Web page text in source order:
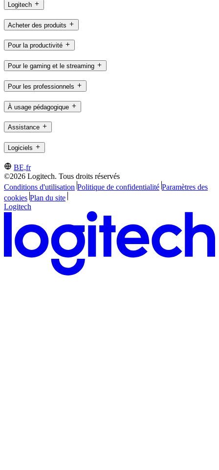
Logitech
Acheter des produits
Pour la productivité
Pour le gaming et le streaming
Pour les professionnels
À usage pédagogique
Assistance
Logiciels
BE,fr
©2026 Logitech. Tous droits réservés
Conditions d'utilisation Politique de confidentialité Paramètres des
cookies Plan du site
Logitech